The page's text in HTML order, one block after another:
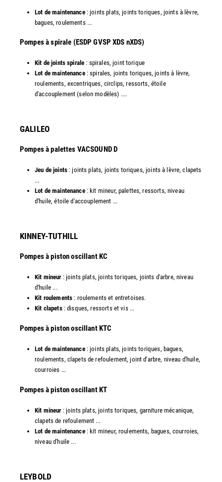
Lot de maintenance : joints plats, joints toriques, joints à lèvre,
bagues, roulements ...
​Pompes à spirale (ESDP GVSP XDS nXDS)
Kit de joints spirale : spirales, joint torique
Lot de maintenance: spirales, joints toriques, joints à lèvre,
roulements, excentriques, circlips, ressorts, étoile
d'accouplement (selon modèles) ....​
GALILEO
Pompes à palettes VACSOUND D
Jeu de joints : joints plats, joints toriques, joints à lèvre, clapets
...
Lot de maintenance: kit mineur, palettes, ressorts, niveau
d'huile, étoile d'accouplement ...​​
KINNEY-TUTHILL
Pompes à piston oscillant KC
Kit mineur : joints plats, joints toriques, joints d'arbre, niveau
d'huile ...
Kit roulements : roulements et entretoises.
Kit clapets: disques, ressorts et vis ...
​Pompes à piston oscillant KTC
Lot de maintenance : joints plats, joints toriques, bagues,
roulements, clapets de refoulement, joint d'arbre, niveau d'huile,
courroies ...
​Pompes à piston oscillant KT
Kit mineur : joints plats, joints toriques, garniture mécanique,
clapets de refoulement ...
Lot de maintenance: kit mineur, roulements, bagues, courroies,
niveau d'huile ...​
LEYBOLD